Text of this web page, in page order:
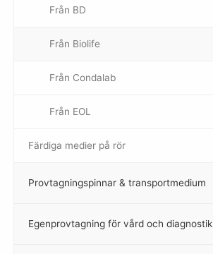
Från BD
Från Biolife
–
Från Condalab
Från EOL
–
Färdiga medier på rör
–
Provtagningspinnar & transportmedium
–
Egenprovtagning för vård och diagnostik
–